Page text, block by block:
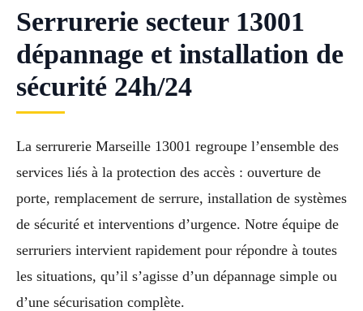
Serrurerie secteur 13001
dépannage et installation de
sécurité 24h/24
La serrurerie Marseille 13001 regroupe l’ensemble des
services liés à la protection des accès : ouverture de
porte, remplacement de serrure, installation de systèmes
de sécurité et interventions d’urgence. Notre équipe de
serruriers intervient rapidement pour répondre à toutes
les situations, qu’il s’agisse d’un dépannage simple ou
d’une sécurisation complète.